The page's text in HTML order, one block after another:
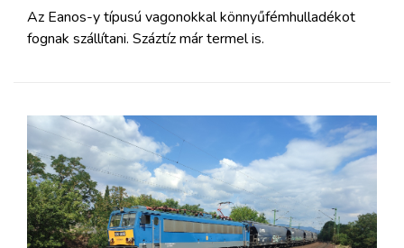
Az Eanos-y típusú vagonokkal könnyűfémhulladékot
fognak szállítani. Száztíz már termel is.